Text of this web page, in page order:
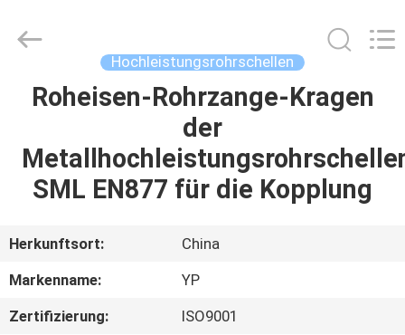
HEIM
PRODUKTE
UNS
CO.,LTD.
Hochleistungsrohrschellen
Roheisen-Rohrzange-Kragen
der
SML EN877 für die Kopplung
Herkunftsort:
China
Markenname:
YP
Zertifizierung:
ISO9001